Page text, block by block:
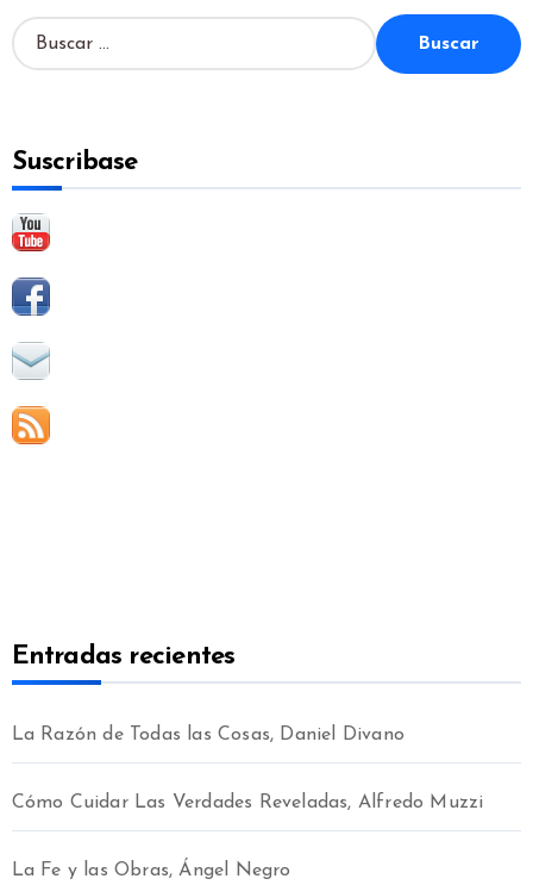
B
u
r
:
Suscribase
Entradas recientes
La Razón de Todas las Cosas, Daniel Divano
Cómo Cuidar Las Verdades Reveladas, Alfredo Muzzi
La Fe y las Obras, Ángel Negro